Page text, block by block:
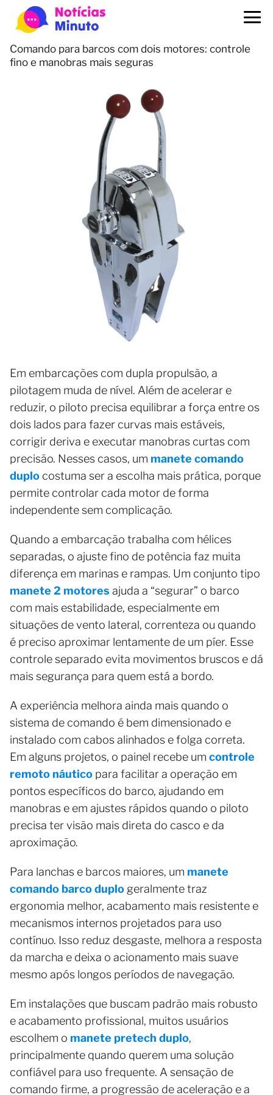
Comando para barcos com dois motores: controle
fino e manobras mais seguras
Em embarcações com dupla propulsão, a
pilotagem muda de nível. Além de acelerar e
reduzir, o piloto precisa equilibrar a força entre os
dois lados para fazer curvas mais estáveis,
corrigir deriva e executar manobras curtas com
precisão. Nesses casos, um manete comando
duplo costuma ser a escolha mais prática, porque
permite controlar cada motor de forma
independente sem complicação.
Quando a embarcação trabalha com hélices
separadas, o ajuste fino de potência faz muita
diferença em marinas e rampas. Um conjunto tipo
manete 2 motores ajuda a “segurar” o barco
com mais estabilidade, especialmente em
situações de vento lateral, correnteza ou quando
é preciso aproximar lentamente de um píer. Esse
controle separado evita movimentos bruscos e dá
mais segurança para quem está a bordo.
A experiência melhora ainda mais quando o
sistema de comando é bem dimensionado e
instalado com cabos alinhados e folga correta.
Em alguns projetos, o painel recebe um controle
remoto náutico para facilitar a operação em
pontos específicos do barco, ajudando em
manobras e em ajustes rápidos quando o piloto
precisa ter visão mais direta do casco e da
aproximação.
Para lanchas e barcos maiores, um manete
comando barco duplo geralmente traz
ergonomia melhor, acabamento mais resistente e
mecanismos internos projetados para uso
contínuo. Isso reduz desgaste, melhora a resposta
da marcha e deixa o acionamento mais suave
mesmo após longos períodos de navegação.
Em instalações que buscam padrão mais robusto
e acabamento profissional, muitos usuários
escolhem o manete pretech duplo,
principalmente quando querem uma solução
confiável para uso frequente. A sensação de
comando firme, a progressão de aceleração e a